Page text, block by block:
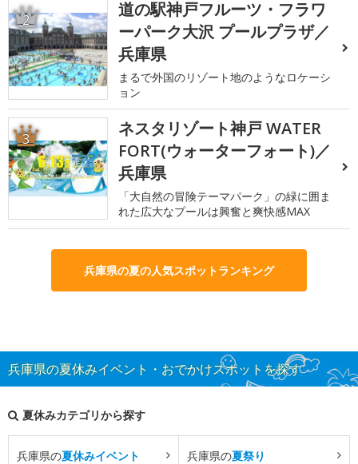
2
道の駅神戸フルーツ・フラワ
ーパーク大沢 プールプラザ／
兵庫県
まるで外国のリゾート地のようなロケーシ
ョン
3
ネスタリゾート神戸 WATER
FORT(ウォーターフォート)／
兵庫県
「大自然の冒険テーマパーク」の緑に囲ま
れた広大なプールは興奮と爽快感MAX
兵庫県の夏の人気スポットランキング
兵庫県の夏休みイベント・おでかけスポットを探す
夏休みカテゴリから探す
兵庫県の夏休みイベント 兵庫県の夏祭り